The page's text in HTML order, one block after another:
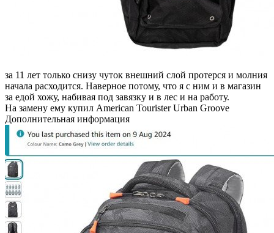
за 11 лет только снизу чуток внешний слой протерся и молния
начала расходится. Наверное потому, что я с ним и в магазин
за едой хожу, набивая под завязку и в лес и на работу.
На замену ему купил American Tourister Urban Groove
Дополнительная информация